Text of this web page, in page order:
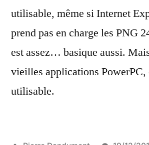
utilisable, même si Internet
prend pas en charge les PNG
est assez… basique aussi.
vieilles applications PowerPC,
utilisable.